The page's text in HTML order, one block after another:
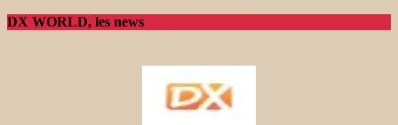
DX WORLD, les news